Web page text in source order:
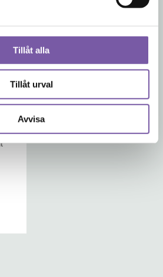
Tillåt alla
Tillåt urval
Avvisa